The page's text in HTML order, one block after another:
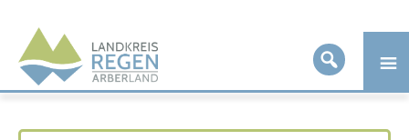
Landkreis
Regen